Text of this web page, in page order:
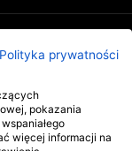
Polityka prywatności
pokazania
więcej informacji na